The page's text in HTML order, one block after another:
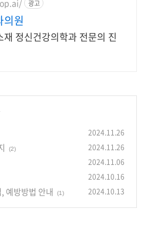
광고
의원
정신건강의학과 전문의 진
2024.11.26
(2) 2024.11.26
2024.11.06
2024.10.16
예방방법 안내 (1) 2024.10.13